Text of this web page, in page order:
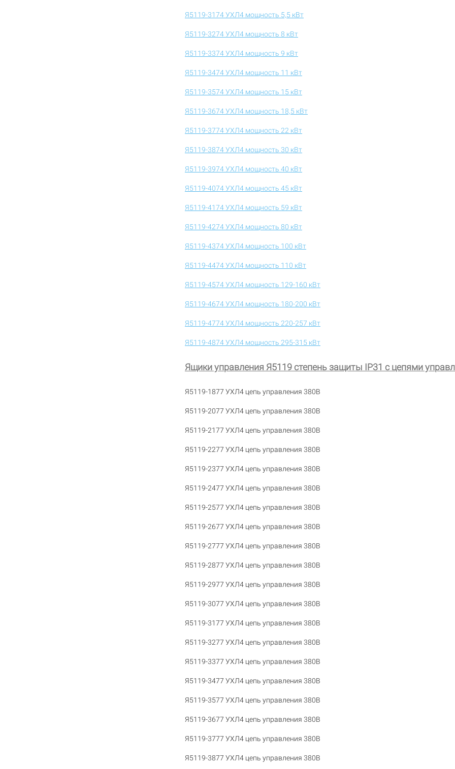
Я5119-3174 УХЛ4 мощность 5,5 кВт
Я5119-3274 УХЛ4 мощность 8 кВт
Я5119-3374 УХЛ4 мощность 9 кВт
Я5119-3474 УХЛ4 мощность 11 кВт
Я5119-3574 УХЛ4 мощность 15 кВт
Я5119-3674 УХЛ4 мощность 18,5 кВт
Я5119-3774 УХЛ4 мощность 22 кВт
Я5119-3874 УХЛ4 мощность 30 кВт
Я5119-3974 УХЛ4 мощность 40 кВт
Я5119-4074 УХЛ4 мощность 45 кВт
Я5119-4174 УХЛ4 мощность 59 кВт
Я5119-4274 УХЛ4 мощность 80 кВт
Я5119-4374 УХЛ4 мощность 100 кВт
Я5119-4474 УХЛ4 мощность 110 кВт
Я5119-4574 УХЛ4 мощность 129-160 кВт
Я5119-4674 УХЛ4 мощность 180-200 кВт
Я5119-4774 УХЛ4 мощность 220-257 кВт
Я5119-4874 УХЛ4 мощность 295-315 кВт
Ящики управления Я5119 степень защиты IP31 с цепями
Я5119-1877 УХЛ4 цепь управления 380В
Я5119-2077 УХЛ4 цепь управления 380В
Я5119-2177 УХЛ4 цепь управления 380В
Я5119-2277 УХЛ4 цепь управления 380В
Я5119-2377 УХЛ4 цепь управления 380В
Я5119-2477 УХЛ4 цепь управления 380В
Я5119-2577 УХЛ4 цепь управления 380В
Я5119-2677 УХЛ4 цепь управления 380В
Я5119-2777 УХЛ4 цепь управления 380В
Я5119-2877 УХЛ4 цепь управления 380В
Я5119-2977 УХЛ4 цепь управления 380В
Я5119-3077 УХЛ4 цепь управления 380В
Я5119-3177 УХЛ4 цепь управления 380В
Я5119-3277 УХЛ4 цепь управления 380В
Я5119-3377 УХЛ4 цепь управления 380В
Я5119-3477 УХЛ4 цепь управления 380В
Я5119-3577 УХЛ4 цепь управления 380В
Я5119-3677 УХЛ4 цепь управления 380В
Я5119-3777 УХЛ4 цепь управления 380В
Я5119-3877 УХЛ4 цепь управления 380В